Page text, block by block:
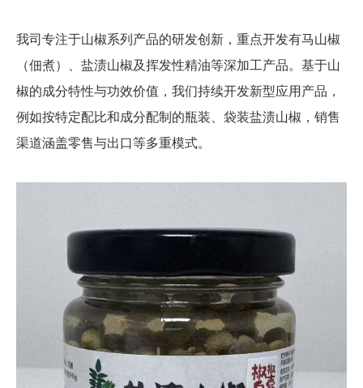
我司专注于山椒系列产品的研发创新，重点开发有马山椒
（佃煮）、盐渍山椒及挥发性精油等深加工产品。基于山
椒的成分特性与功效价值，我们持续开发新型应用产品，
例如按特定配比和成分配制的瓶装、袋装盐渍山椒，销售
渠道涵盖零售与出口等多重模式。